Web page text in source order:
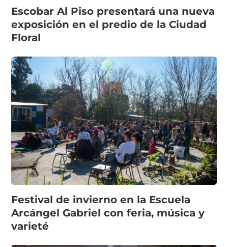
Escobar Al Piso presentará una nueva
exposición en el predio de la Ciudad
Floral
Festival de invierno en la Escuela
Arcángel Gabriel con feria, música y
varieté